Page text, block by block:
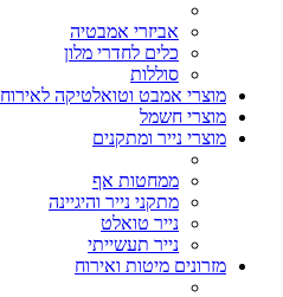
אביזרי אמבטיה
כלים לחדרי מלון
סוללות
מוצרי אמבט וטואלטיקה לאירוח
מוצרי חשמל
מוצרי נייר ומתקנים
ממחטות אף
מתקני נייר והיגיינה
נייר טואלט
נייר תעשייתי
מזרונים מיטות ואירוח